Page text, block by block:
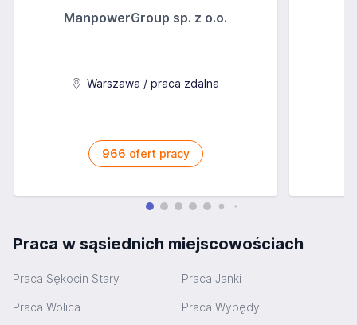
ManpowerGroup sp. z o.o.
Warszawa / praca zdalna
966 ofert pracy
Praca w sąsiednich miejscowościach
Praca Sękocin Stary Praca Janki
Praca Wolica Praca Wypędy